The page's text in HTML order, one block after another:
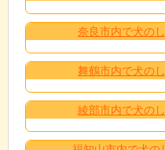
奈良市内で犬の
舞鶴市内で犬の
綾部市内で犬の